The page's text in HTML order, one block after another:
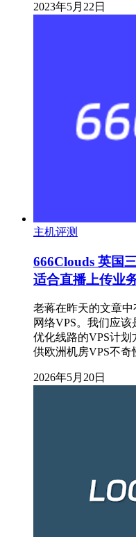
2023年5月22日
主机评测
666Clouds 英国
适合直播上传业
老蒋在昨天的文章中
网络VPS。我们应
优化线路的VPS计
供欧洲机房VPS不
2026年5月20日